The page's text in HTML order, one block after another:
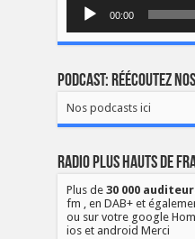
00:00
Podcast: Réécoutez
Nos podcasts ici
Radio Plus Hauts de
Plus de 30 000
fm , en DAB+ et
ou sur votre google
ios et android Merci